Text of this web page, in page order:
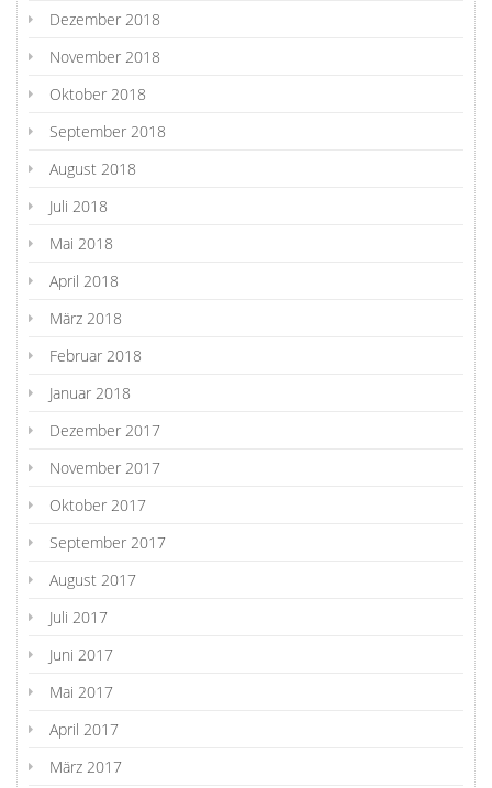
Dezember 2018
November 2018
Oktober 2018
September 2018
August 2018
Juli 2018
Mai 2018
April 2018
März 2018
Februar 2018
Januar 2018
Dezember 2017
November 2017
Oktober 2017
September 2017
August 2017
Juli 2017
Juni 2017
Mai 2017
April 2017
März 2017